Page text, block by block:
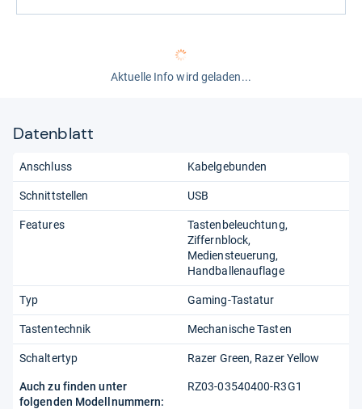
Aktuelle Info wird geladen...
Datenblatt
Anschluss Kabelgebunden
Schnittstellen USB
Features
Tastenbeleuchtung
Ziffernblock
Mediensteuerung
Handballenauflage
Typ Gaming-Tastatur
Tastentechnik Mechanische Tasten
Schaltertyp Razer Green, Razer Yellow
Auch zu finden unter
folgenden Modellnummern:
RZ03-03540400-R3G1